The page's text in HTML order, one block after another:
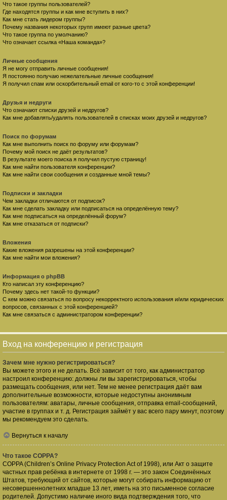
Что такое группы пользователей?
Где находятся группы и как мне вступить в них?
Как мне стать лидером группы?
Почему названия некоторых групп имеют разные цвета?
Что такое группа по умолчанию?
Что означает ссылка «Наша команда»?
Личные сообщения
Я не могу отправить личные сообщения!
Я постоянно получаю нежелательные личные сообщения!
Я получил спам или оскорбительный email от кого-то с этой конференции!
Друзья и недруги
Что означают списки друзей и недругов?
Как мне добавлять/удалять пользователей в списках моих друзей и недругов?
Поиск по форумам
Как мне выполнить поиск по форуму или форумам?
Почему мой поиск не даёт результатов?
В результате моего поиска я получил пустую страницу!
Как мне найти пользователя конференции?
Как мне найти свои сообщения и созданные мной темы?
Подписки и закладки
Чем закладки отличаются от подписок?
Как мне сделать закладку или подписаться на определённую тему?
Как мне подписаться на определённый форум?
Как мне отказаться от подписки?
Вложения
Какие вложения разрешены на этой конференции?
Как мне найти мои вложения?
Информация о phpBB
Кто написал эту конференцию?
Почему здесь нет такой-то функции?
С кем можно связаться по вопросу некорректного использования и/или юридических
вопросов, связанных с этой конференцией?
Как мне связаться с администратором конференции?
Вход на конференцию и регистрация
Зачем мне нужно регистрироваться?
Вы можете этого и не делать. Всё зависит от того, как администратор
настроил конференцию: должны ли вы зарегистрироваться, чтобы
размещать сообщения, или нет. Тем не менее регистрация даёт вам
дополнительные возможности, которые недоступны анонимным
пользователям: аватары, личные сообщения, отправка email-сообщений,
участие в группах и т. д. Регистрация займёт у вас всего пару минут, поэтому
мы рекомендуем это сделать.
Вернуться к началу
Что такое COPPA?
COPPA (Children’s Online Privacy Protection Act of 1998), или Акт о защите
частных прав ребёнка в интернете от 1998 г. — это закон Соединённых
Штатов, требующий от сайтов, которые могут собирать информацию от
несовершеннолетних младше 13 лет, иметь на это письменное согласие
родителей. Допустимо наличие иного вида подтверждения того, что